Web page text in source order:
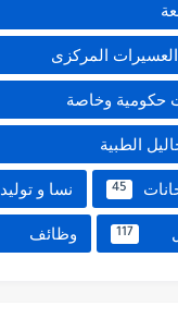
المركزى
حكومية وخاصة
الطبية
45 نسا و توليد
117 وظائف